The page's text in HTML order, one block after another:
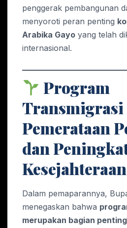
penggerak pembangunan
menyoroti peran penting
Arabika Gayo yang telah
internasional.
Program
Pemerataan
dan
Kesejahteraan
Dalam pemaparannya,
menegaskan bahwa
merupakan bagian